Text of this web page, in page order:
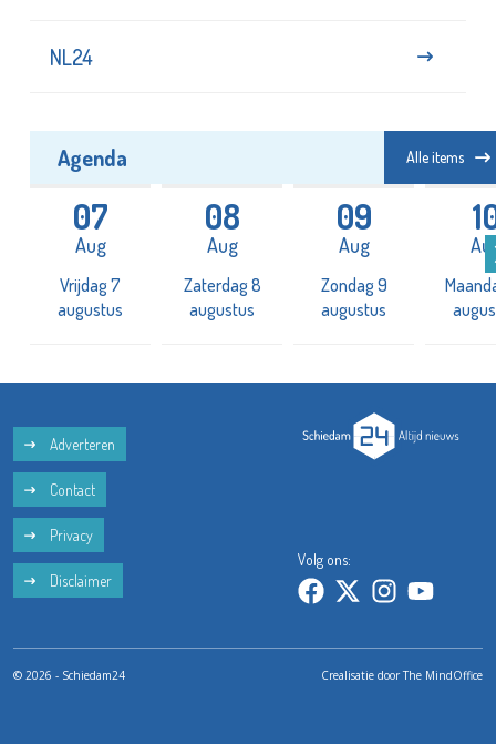
NL24
Agenda Alle items
07
Aug
Vrijdag 7
augustus
08
Aug
Zaterdag 8
augustus
09
Aug
Zondag 9
augustus
Adverteren
Contact
Privacy
Disclaimer
Volg ons:
© 2026 - Schiedam24 Crealisatie doorThe MindOffice